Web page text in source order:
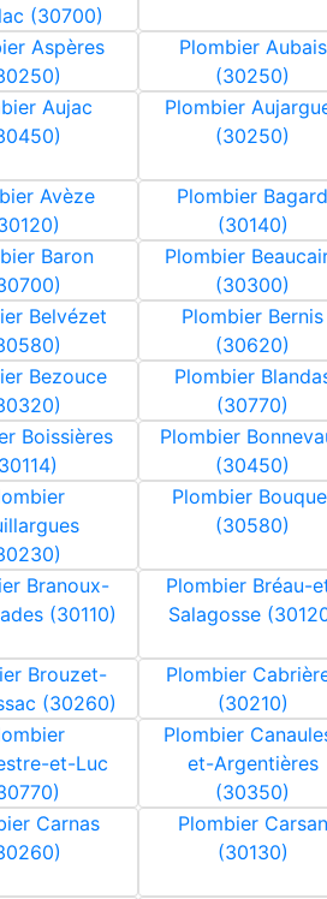
(30700)
Aspères
Plombier Aubais
(30250)
Aujac
Plombier
(30250)
Avèze
Plombier Bagard
(30140)
Baron
Plombier
(30300)
Belvézet
Plombier Bernis
(30620)
Bezouce
Plombier
(30770)
Boissières
Plombier
(30450)
Plombier
(30580)
Branoux-
(30110)
Plombier Bréau-
Salagosse
Brouzet-
(30260)
Plombier
(30210)
et-Luc
Plombier
et-Argentières
(30350)
Carnas
Plombier Carsan
(30130)